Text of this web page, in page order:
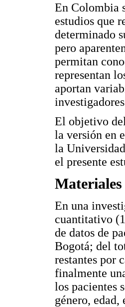
En Colombia
estudios que
determinado
pero
permitan
representan
aportan
El objetivo
la versión en
la
el presente
En una
cuantitativo
de datos de
Bogotá; del
restantes por
finalmente
los pacientes
género,